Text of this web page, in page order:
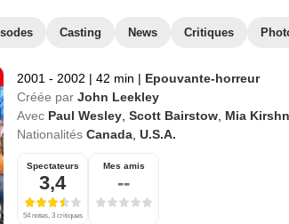
Casting News Critiques
2001 - 2002 | 42 min | Epouvante-horreur
Créée par John Leekley
Avec Paul Wesley Scott Bairstow Mia
Nationalités Canada U.S.A.
Spectateurs
3,4
54 notes, 3 critiques
Mes amis
--